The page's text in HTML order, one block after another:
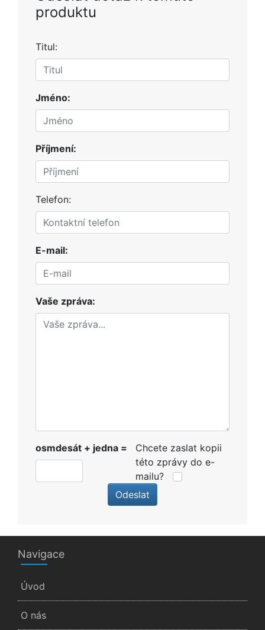
produktu
Titul:
Jméno:
Příjmení:
Telefon:
E-mail:
Vaše zpráva:
osmdesát + jedna =
Chcete zaslat kopii
této zprávy do e-
mailu?
Odeslat
Navigace
Úvod
O nás